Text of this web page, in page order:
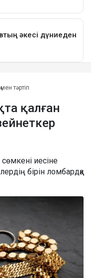
мен тәртіп
қалған
иесіне
бірін ломбардқа